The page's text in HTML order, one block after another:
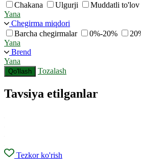
Chakana
Ulgurji
Muddatli to'lov
Yana
Chegirma miqdori
Barcha chegirmalar
0%-20%
Yana
Brend
Yana
Qo'llash Tozalash
Tavsiya etilganlar
Tezkor ko'rish